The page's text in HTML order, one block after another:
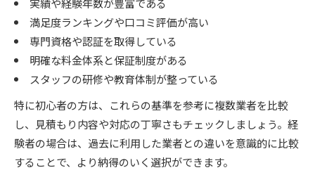
満足度ランキングや口コミ評価が高い
専門資格や認証を取得している
明確な料金体系と保証制度がある
スタッフの研修や教育体制が整っている
特に初心者の方は、これらの基準を参考に複数業者を比較
し、見積もり内容や対応の丁寧さもチェックしましょう。経
験者の場合は、過去に利用した業者との違いを意識的に比較
することで、より納得のいく選択ができます。